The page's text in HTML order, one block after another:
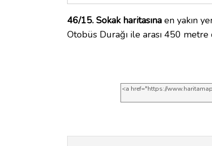
46/15. Sokak haritasına en yakın
Otobüs Durağı ile arası 450 metre